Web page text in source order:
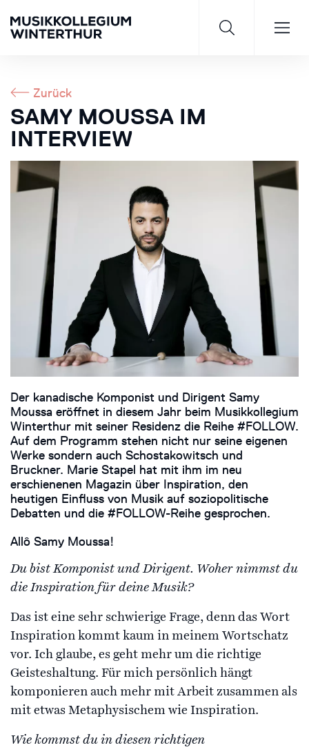
Zurück
SAMY MOUSSA IM
INTERVIEW
Der kanadische Komponist und Dirigent Samy
Moussa eröffnet in diesem Jahr beim Musikkollegium
Winterthur mit seiner Residenz die Reihe #FOLLOW.
Auf dem Programm stehen nicht nur seine eigenen
Werke sondern auch Schostakowitsch und
Bruckner. Marie Stapel hat mit ihm im neu
erschienenen Magazin über Inspiration, den
heutigen Einfluss von Musik auf soziopolitische
Debatten und die #FOLLOW-Reihe gesprochen.
Allô Samy Moussa!
Du bist Komponist und Dirigent. Woher nimmst du
die Inspiration für deine Musik?
Das ist eine sehr schwierige Frage, denn das Wort
Inspiration kommt kaum in meinem Wortschatz
vor. Ich glaube, es geht mehr um die richtige
Geisteshaltung. Für mich persönlich hängt
komponieren auch mehr mit Arbeit zusammen als
mit etwas Metaphysischem wie Inspiration.
Wie kommst du in diesen richtigen